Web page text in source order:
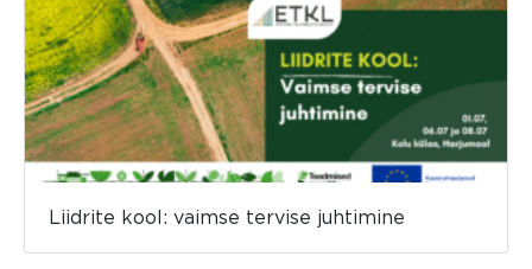
Liidrite kool: vaimse tervise juhtimine